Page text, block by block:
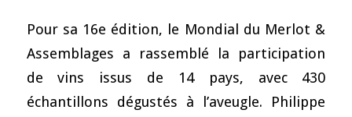
Pour sa 16e édition, le Mondial du Merlot &
Assemblages a rassemblé la participation
de vins issus de 14 pays, avec 430
échantillons dégustés à l’aveugle. Philippe